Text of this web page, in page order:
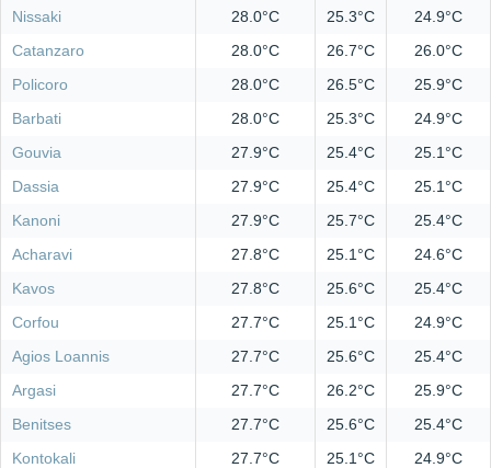
Nissaki
28.0°C 25.3°C
24.9°C
Catanzaro
28.0°C 26.7°C
26.0°C
Policoro
28.0°C 26.5°C
25.9°C
Barbati
28.0°C 25.3°C
24.9°C
Gouvia
27.9°C 25.4°C
25.1°C
Dassia
27.9°C 25.4°C
25.1°C
Kanoni
27.9°C 25.7°C
25.4°C
Acharavi
27.8°C 25.1°C
24.6°C
Kavos
27.8°C 25.6°C
25.4°C
Corfou
27.7°C 25.1°C
24.9°C
Agios Loannis
27.7°C 25.6°C
25.4°C
Argasi
27.7°C 26.2°C
25.9°C
Benitses
27.7°C 25.6°C
25.4°C
Kontokali
27.7°C 25.1°C
24.9°C